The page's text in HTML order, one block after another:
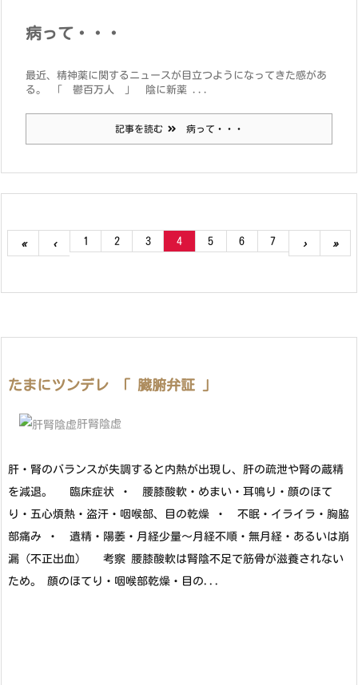
病って・・・
最近、精神薬に関するニュースが目立つようになってきた感があ
る。 「 鬱百万人 」 陰に新薬 ...
記事を読む 病って・・・
« ‹ 1 2 3 4 5 6 7 › »
たまにツンデレ 「 臓腑弁証 」
肝腎陰虚
肝・腎のバランスが失調すると内熱が出現し、肝の疏泄や腎の蔵精
を減退。 臨床症状 ・ 腰膝酸軟・めまい・耳鳴り・顔のほて
り・五心煩熱・盗汗・咽喉部、目の乾燥 ・ 不眠・イライラ・胸脇
部痛み ・ 遺精・陽萎・月経少量～月経不順・無月経・あるいは崩
漏（不正出血） 考察 腰膝酸軟は腎陰不足で筋骨が滋養されない
ため。 顔のほてり・咽喉部乾燥・目の...